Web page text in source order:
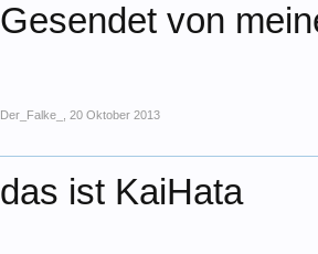
Gesendet von
Der_Falke_ 20 Oktober 2013
das ist KaiHata